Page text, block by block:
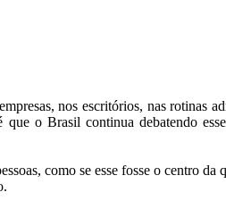
nos escritórios, nas rotinas
o Brasil continua debatendo
como se esse fosse o centro